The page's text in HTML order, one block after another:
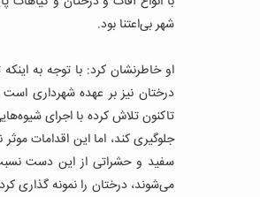
شهر بی‌اعتنا بود.
او خاطرنشان کرد: با توجه به
درختان نیز بر عهده شهرداری است
تاکنون تلاش کرده با اجرای
جلوگیری کند، اما این اقدامات
سفید و حشراتی از این دست
می‌شوند، درختان را نمونه گذاری